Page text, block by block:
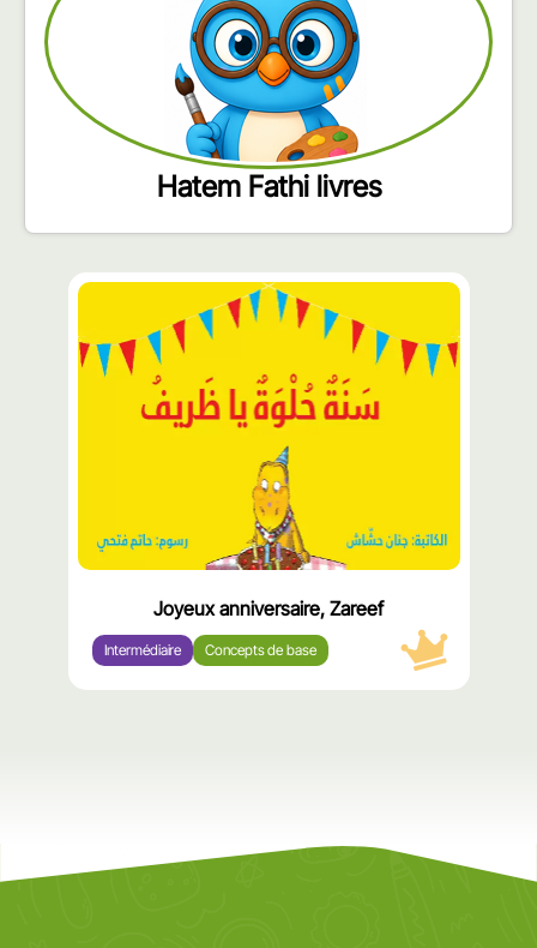
Hatem Fathi livres
محتوى
Joyeux anniversaire, Zareef
Intermédiaire Concepts de base